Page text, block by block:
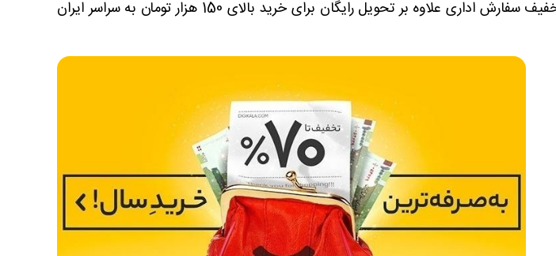
سفارش اداری، فروشگاه اینترنتی کالاهای مورد نیاز سازمان ها و شرکت ها. با کد تخفیف سفارش اداری علاوه بر تحویل رایگان برای خرید بالای 150 هزار تومان به سراسر ایران